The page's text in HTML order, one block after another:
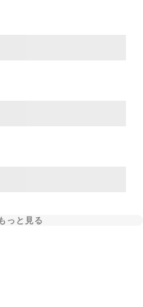
っと見る